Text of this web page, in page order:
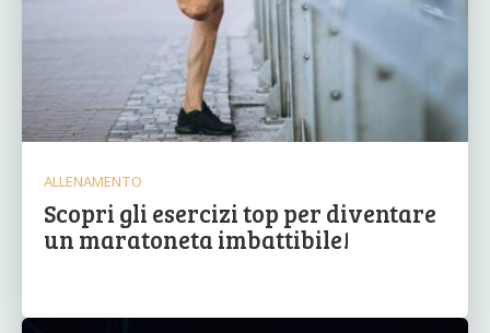
ALLENAMENTO
Scopri gli esercizi top per diventare
un maratoneta imbattibile!